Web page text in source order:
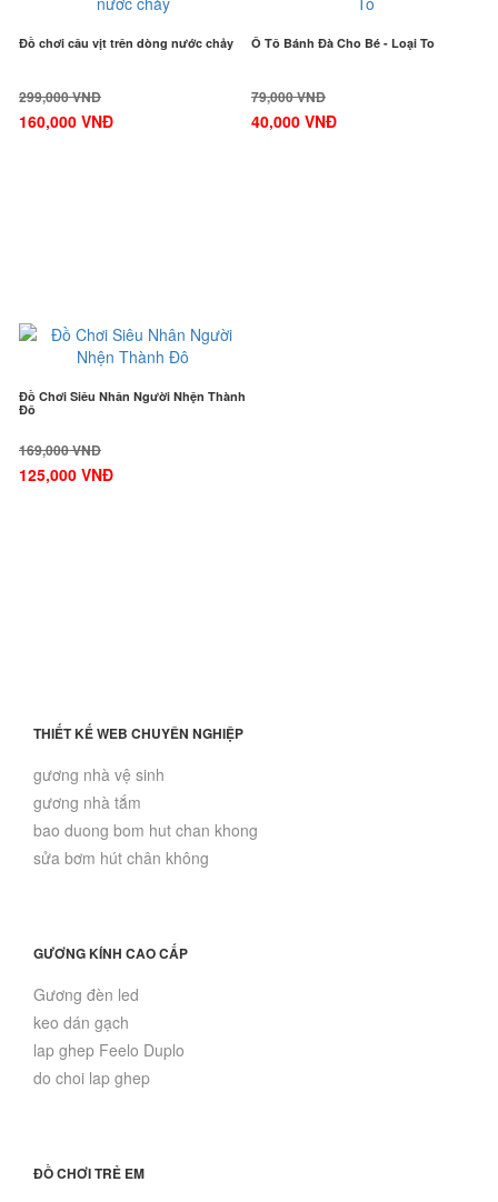
Đồ chơi câu vịt trên dòng nước chảy
299,000 VNĐ
160,000 VNĐ
Ô Tô Bánh Đà Cho Bé - Loại To
79,000 VNĐ
40,000 VNĐ
Đồ Chơi Siêu Nhân Người Nhện Thành
Đô
169,000 VNĐ
125,000 VNĐ
THIẾT KẾ WEB CHUYÊN NGHIỆP
gương nhà vệ sinh
gương nhà tắm
bao duong bom hut chan khong
sửa bơm hút chân không
GƯƠNG KÍNH CAO CẤP
Gương đèn led
keo dán gạch
lap ghep Feelo Duplo
do choi lap ghep
ĐỒ CHƠI TRẺ EM